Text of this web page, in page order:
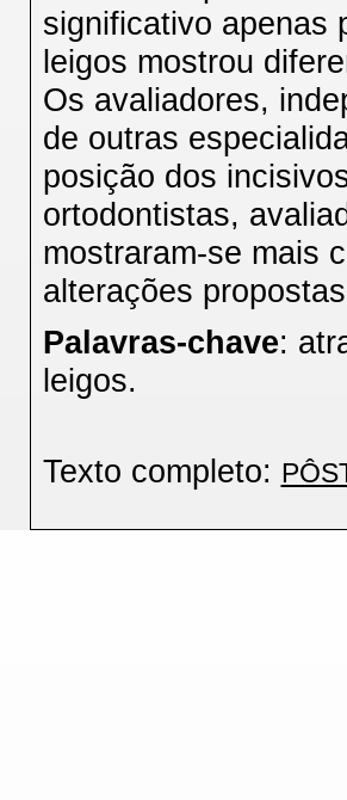
significativo apenas
leigos mostrou
Os avaliadores,
de outras
posição dos
ortodontistas,
mostraram-se mais
alterações
Palavras-chave:
leigos.
Texto completo: